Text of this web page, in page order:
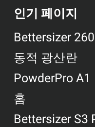
인기 페이지
Bettersizer
동적 광산란
PowderPro A1
홈
Bettersizer S3